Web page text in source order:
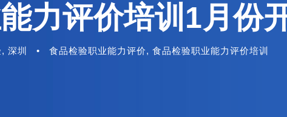
力评价培训1月份
, 深圳 • 食品检验职业能力评价, 食品检验职业能力评价培训